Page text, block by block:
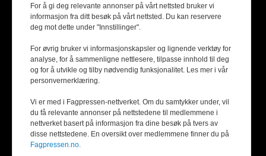
For å gi deg relevante annonser på vårt nettsted bruker vi
informasjon fra ditt besøk på vårt nettsted. Du kan reservere
deg mot dette under "Innstillinger".
For øvrig bruker vi informasjonskapsler og lignende verktøy for
analyse, for å sammenligne nettlesere, tilpasse innhold til deg
og for å utvikle og tilby nødvendig funksjonalitet. Les mer i vår
personvernerklæring.
Vi er med i Fagpressen-nettverket. Om du samtykker under, vil
du få relevante annonser på nettstedene til medlemmene i
nettverket basert på informasjon fra dine besøk på tvers av
disse nettstedene. En oversikt over medlemmene finner du på
Fagpressen.no.